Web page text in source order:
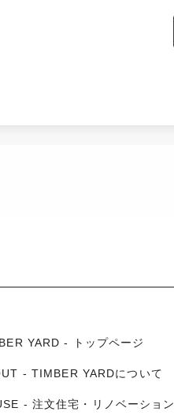
YARD - トップページ
- TIMBER YARDについて
- 注文住宅・リノベーション